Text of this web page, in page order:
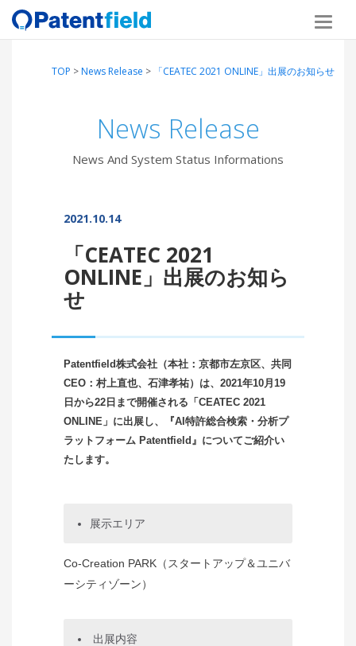
TOP >News Release > 「CEATEC 2021 ONLINE」出展のお知らせ
News Release
News And System Status Informations
2021.10.14
「CEATEC 2021
ONLINE」出展のお知ら
せ
Patentfield株式会社（本社：京都市左京区、共同
CEO：村上直也、石津孝祐）は、2021年10月19
日から22日まで開催される「CEATEC 2021
ONLINE」に出展し、『AI特許総合検索・分析プ
ラットフォーム Patentfield』についてご紹介い
たします。
展示エリア
Co-Creation PARK（スタートアップ＆ユニバ
ーシティゾーン）
出展内容